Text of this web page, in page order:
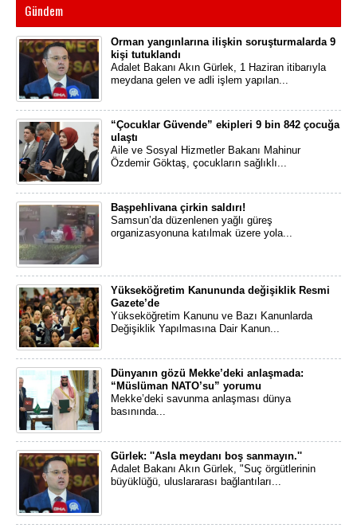
Gündem
Orman yangınlarına ilişkin soruşturmalarda 9
kişi tutuklandı
Adalet Bakanı Akın Gürlek, 1 Haziran itibarıyla
meydana gelen ve adli işlem yapılan...
“Çocuklar Güvende” ekipleri 9 bin 842 çocuğa
ulaştı
Aile ve Sosyal Hizmetler Bakanı Mahinur
Özdemir Göktaş, çocukların sağlıklı...
Başpehlivana çirkin saldırı!
Samsun’da düzenlenen yağlı güreş
organizasyonuna katılmak üzere yola...
Yükseköğretim Kanununda değişiklik Resmi
Gazete’de
Yükseköğretim Kanunu ve Bazı Kanunlarda
Değişiklik Yapılmasına Dair Kanun...
Dünyanın gözü Mekke’deki anlaşmada:
“Müslüman NATO’su” yorumu
Mekke’deki savunma anlaşması dünya
basınında...
Gürlek: ''Asla meydanı boş sanmayın.''
Adalet Bakanı Akın Gürlek, "Suç örgütlerinin
büyüklüğü, uluslararası bağlantıları...